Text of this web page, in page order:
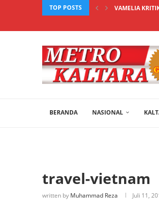
TOP POSTS VAMELIA
BERANDA NASIONAL
travel-vietnam
written by Muhammad Reza Juli 11,